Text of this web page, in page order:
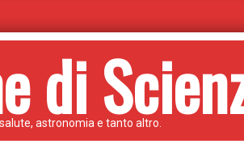
di
astronomia e tanto altro.